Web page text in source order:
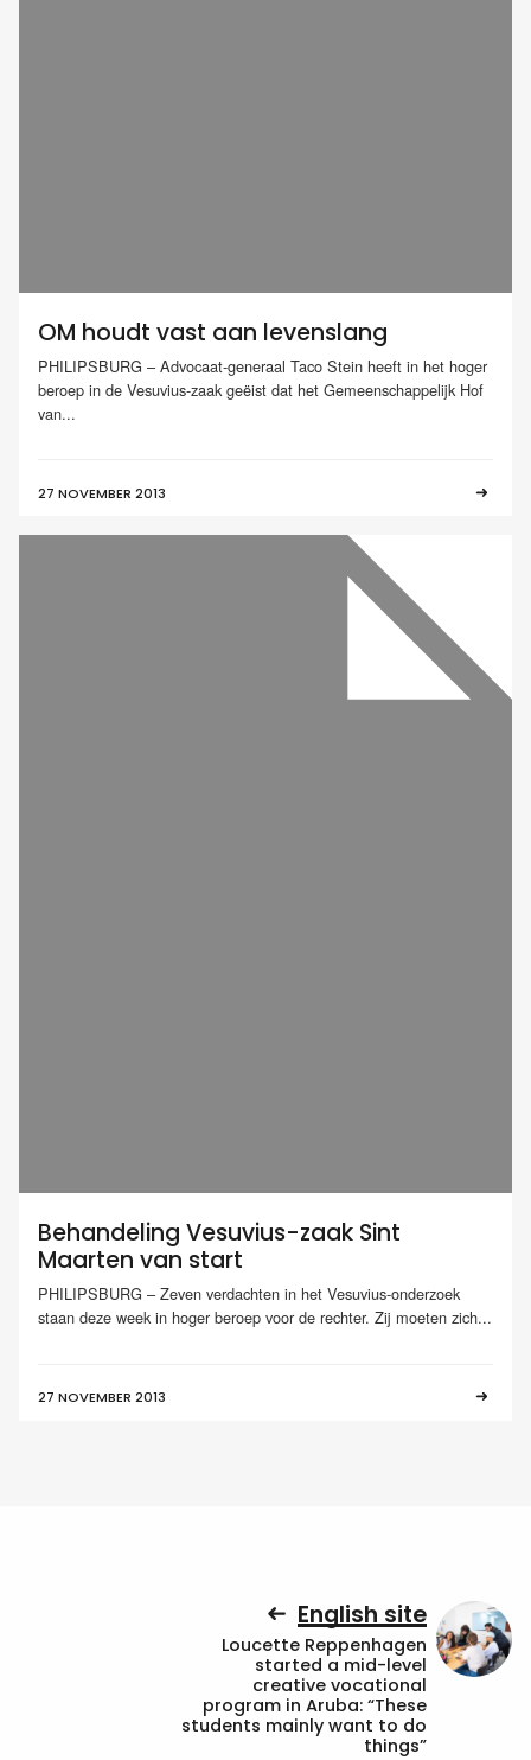
OM houdt vast aan levenslang
PHILIPSBURG – Advocaat-generaal Taco Stein heeft in het hoger
beroep in de Vesuvius-zaak geëist dat het Gemeenschappelijk Hof
van...
27 NOVEMBER 2013
Behandeling Vesuvius-zaak Sint
Maarten van start
PHILIPSBURG – Zeven verdachten in het Vesuvius-onderzoek
staan deze week in hoger beroep voor de rechter. Zij moeten zich...
27 NOVEMBER 2013
English site
Loucette Reppenhagen
started a mid-level
creative vocational
program in Aruba: “These
students mainly want to do
things”